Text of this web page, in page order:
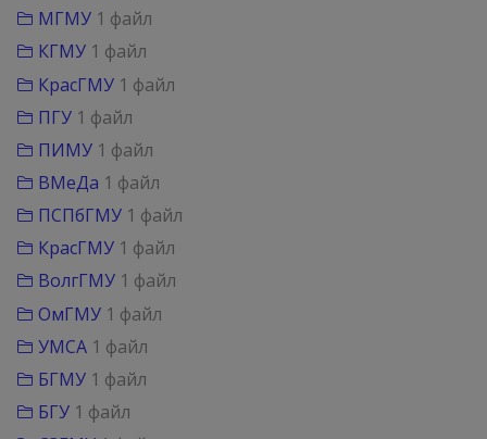
МГМУ 1 файл
КГМУ 1 файл
КрасГМУ 1 файл
ПГУ 1 файл
ПИМУ 1 файл
ВМеДа 1 файл
ПСПбГМУ 1 файл
КрасГМУ 1 файл
ВолгГМУ 1 файл
ОмГМУ 1 файл
УМСА 1 файл
БГМУ 1 файл
БГУ 1 файл